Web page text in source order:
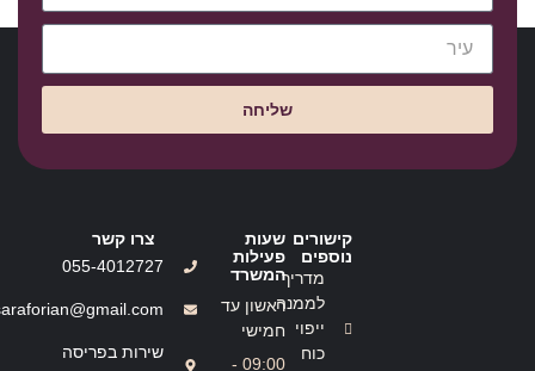
שליחה
קישורים
נוספים
מדריך
לממנה
ייפוי
כוח
שעות
פעילות
המשרד
ראשון עד
חמישי
09:00 -
צרו קשר
055-4012727
שירות בפריסה